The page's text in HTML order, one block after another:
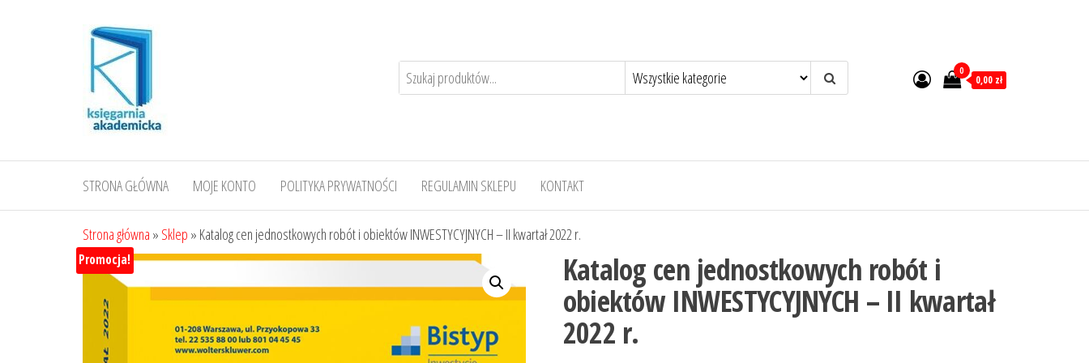
0
0,00 zł
STRONA GŁÓWNA MOJE KONTO POLITYKA PRYWATNOŚCI REGULAMIN SKLEPU KONTAKT
Strona główna » Sklep » Katalog cen jednostkowych robót i obiektów INWESTYCYJNYCH – II kwartał 2022 r.
Promocja! Katalog cen jednostkowych robót i
obiektów INWESTYCYJNYCH – II kwartał
2022 r.